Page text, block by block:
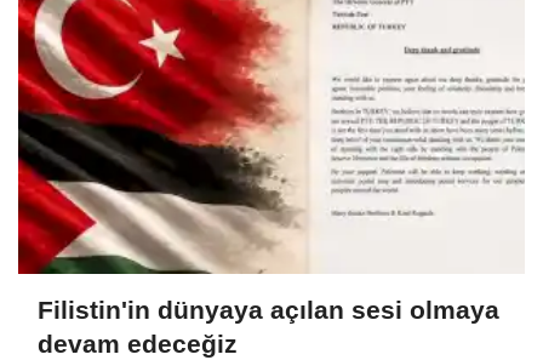
Filistin'in dünyaya açılan sesi olmaya
devam edeceğiz